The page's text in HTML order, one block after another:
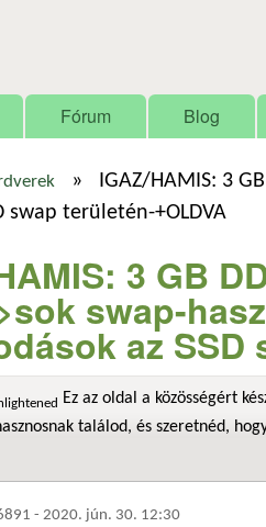
Fórum Blog
»
IGAZ/HAMIS: 3
swap területén-+OLDVA
3 GB
swap-
az SSD
Ez az oldal a közösségért
találod, és szeretnéd,
- 2020. jún. 30. 12:30